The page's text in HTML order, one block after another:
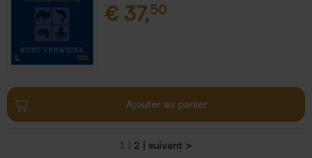
€ 37,50
Ajouter au panier
1 2 suivant >